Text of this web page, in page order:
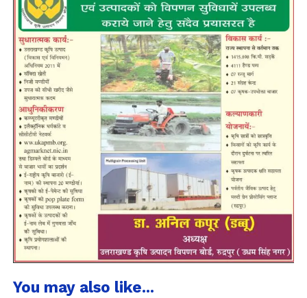
You may also like...